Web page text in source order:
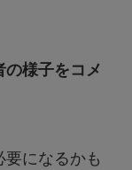
の様子をコメ
になるかも